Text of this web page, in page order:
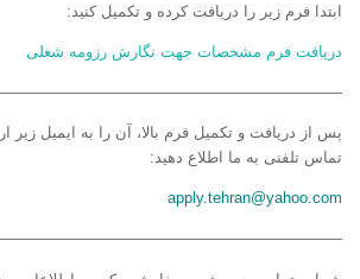
ابتدا فرم زیر را دریافت کرده و تکمیل کنید:
دریافت فرم مشخصات جهت نگارش رزومه شغلی
پس از دریافت و تکمیل فرم بالا، آن را به ایمیل
تماس تلفنی به ما اطلاع دهید:
apply.tehran@yahoo.com